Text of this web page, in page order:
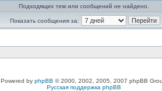
Подходящих тем или сообщений не найдено.
Показать сообщения за:
Powered by phpBB © 2000, 2002, 2005, 2007 phpBB
Русская поддержка phpBB